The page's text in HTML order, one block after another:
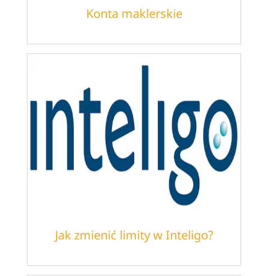
Konta maklerskie
Jak zmienić limity w Inteligo?